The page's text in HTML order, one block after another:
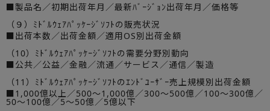
■製品名／初期出荷年月／最新ﾊﾞｰｼﾞｮﾝ出荷年月／価格等
（９）ﾐﾄﾞﾙｳｪｱﾊﾟｯｹｰｼﾞｿﾌﾄの販売状況
■出荷本数／出荷金額／適用OS別出荷金額
（10）ﾐﾄﾞﾙｳｪｱﾊﾟｯｹｰｼﾞｿﾌﾄの需要分野別動向
■公共／公益／金融／流通／サービス／通信／製造
（11）ﾐﾄﾞﾙｳｪｱﾊﾟｯｹｰｼﾞｿﾌﾄのｴﾝﾄﾞﾕｰｻﾞｰ売上規模別出荷金額
■1,000億以上／500～1,000億／300～500億／100～300億／
50～100億／5～50億／5億以下